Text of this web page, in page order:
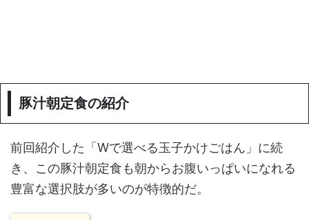
豚汁朝定食の紹介
前回紹介した「Wで選べる玉子かけごはん」に続
き、この豚汁朝定食も朝からお腹いっぱいになれる
豊富な選択肢が多いのが特徴的だ。